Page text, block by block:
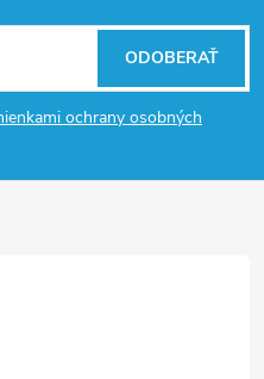
ochrany osobných
ODOBERAŤ